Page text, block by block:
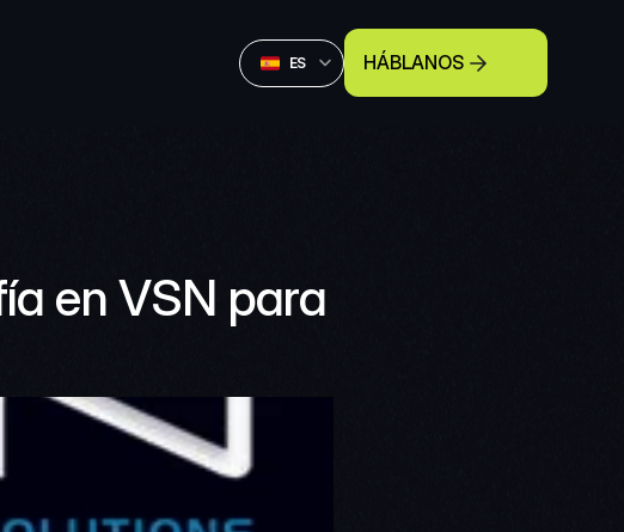
Select Language
Spanish (Spain)
ES HÁBLANOS
en VSN para